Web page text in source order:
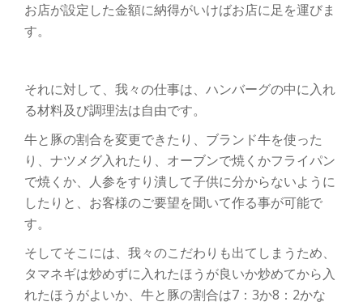
お店が設定した金額に納得がいけばお店に足を運びま
す。
それに対して、我々の仕事は、ハンバーグの中に入れ
る材料及び調理法は自由です。
牛と豚の割合を変更できたり、ブランド牛を使った
り、ナツメグ入れたり、オーブンで焼くかフライパン
で焼くか、人参をすり潰して子供に分からないように
したりと、お客様のご要望を聞いて作る事が可能で
す。
そしてそこには、我々のこだわりも出てしまうため、
タマネギは炒めずに入れたほうが良いか炒めてから入
れたほうがよいか、牛と豚の割合は7 ： 3か8 ： 2かな